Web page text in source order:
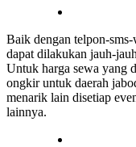
Baik dengan telpon-
dapat dilakukan jauh-
Untuk harga sewa yang
ongkir untuk daerah
menarik lain disetiap
lainnya.